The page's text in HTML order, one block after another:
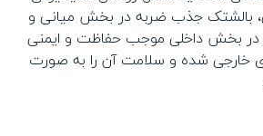
بالشتک جذب ضربه در بخش میانی و
بخش داخلی موجب حفاظت و ایمنی
خارجی شده و سلامت آن را به صورت